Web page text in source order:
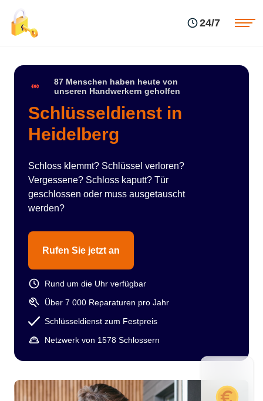
24/7
87 Menschen haben heute von
unseren Handwerkern geholfen
Schlüsseldienst in
Heidelberg
Schloss klemmt? Schlüssel verloren?
Vergessene? Schloss kaputt? Tür
geschlossen oder muss ausgetauscht
werden?
Rufen Sie jetzt an
Rund um die Uhr verfügbar
Über 7 000 Reparaturen pro Jahr
Schlüsseldienst zum Festpreis
Netzwerk von 1578 Schlossern